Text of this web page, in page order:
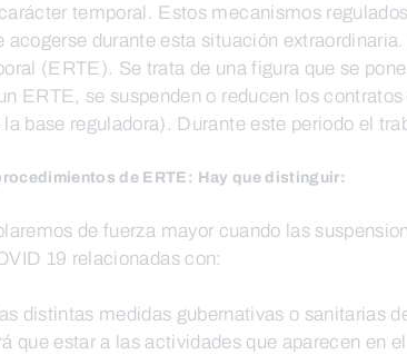
temporal. Estos mecanismos
durante esta situación
(ERTE). Se trata de una figura que se
ERTE, se suspenden o reducen los
base reguladora). Durante este periodo el
de ERTE: Hay que distinguir:
de fuerza mayor cuando las
19 relacionadas con:
distintas medidas gubernativas o
que estar a las actividades que aparecen en